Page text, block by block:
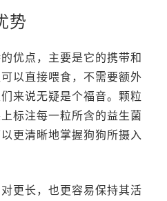
势
优点，主要是它的携带和
以直接喂食，不需要额外
来说无疑是个福音。颗粒
标注每一粒所含的益生菌
更清晰地掌握狗狗所摄入
更长，也更容易保持其活